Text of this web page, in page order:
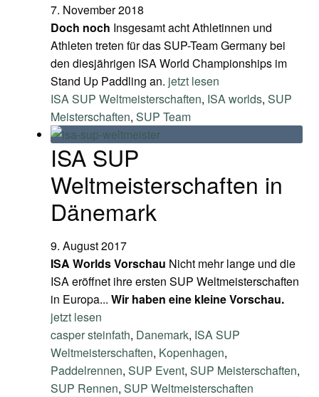
7. November 2018
Doch noch Insgesamt acht Athletinnen und
Athleten treten für das SUP-Team Germany bei
den diesjährigen ISA World Championships im
Stand Up Paddling an. jetzt lesen
ISA SUP Weltmeisterschaften, ISA worlds, SUP
Meisterschaften, SUP Team
ISA SUP
Weltmeisterschaften in
Dänemark
9. August 2017
ISA Worlds Vorschau Nicht mehr lange und die
ISA eröffnet ihre ersten SUP Weltmeisterschaften
in Europa... Wir haben eine kleine Vorschau.
jetzt lesen
casper steinfath, Danemark, ISA SUP
Weltmeisterschaften, Kopenhagen,
Paddelrennen, SUP Event, SUP Meisterschaften,
SUP Rennen, SUP Weltmeisterschaften